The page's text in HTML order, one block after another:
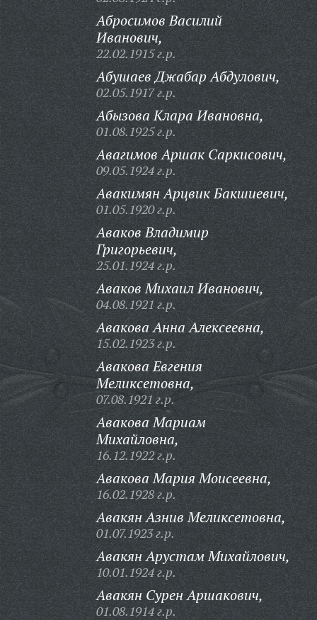
Абросимов Василий
Иванович,
22.02.1915 г.р.
Абушаев Джабар Абдулович,
02.05.1917 г.р.
Абызова Клара Ивановна,
01.08.1925 г.р.
Авагимов Аршак Саркисович,
09.05.1924 г.р.
Авакимян Арцвик Бакшиевич,
01.05.1920 г.р.
Аваков Владимир
Григорьевич,
25.01.1924 г.р.
Аваков Михаил Иванович,
04.08.1921 г.р.
Авакова Анна Алексеевна,
15.02.1923 г.р.
Авакова Евгения
Меликсетовна,
07.08.1921 г.р.
Авакова Мариам
Михайловна,
16.12.1922 г.р.
Авакова Мария Моисеевна,
16.02.1928 г.р.
Авакян Азнив Меликсетовна,
01.07.1923 г.р.
Авакян Арустам Михайлович,
10.01.1924 г.р.
Авакян Сурен Аршакович,
01.08.1914 г.р.